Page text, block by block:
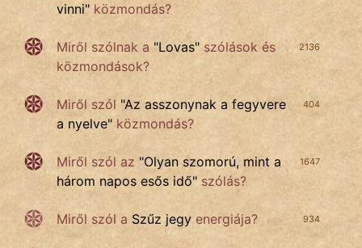
Láron Ádám
mikkamakka
nagyöreg
NapHold
pszichopati
vinni" közmondás?
2136
Miről szólnak a "Lovas"szólások és
közmondások?
404
Miről szól "Az asszonynak a fegyvere
a nyelve" közmondás?
1647
Miről szól az "Olyan szomorú, mint a
három napos esős idő" szólás?
934
Miről szól a Szűz jegy energiája?